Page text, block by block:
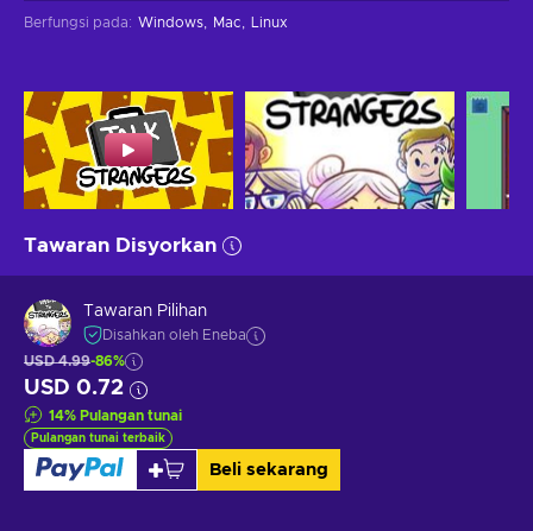
Berfungsi pada: Windows Mac Linux
Tawaran Disyorkan
Tawaran Pilihan
Disahkan oleh Eneba
USD 4.99-86%
USD 0.72
14% Pulangan tunai
Pulangan tunai terbaik
Beli sekarang